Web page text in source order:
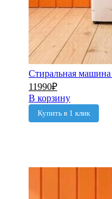
Стиральная
11990₽
В корзину
Купить в 1 клик